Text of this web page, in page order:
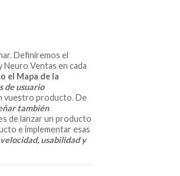
Definiremos el
Ventas en cada
el Mapa de la
de usuario
vuestro producto. De
también
de lanzar un producto
e implementar esas
usabilidad y